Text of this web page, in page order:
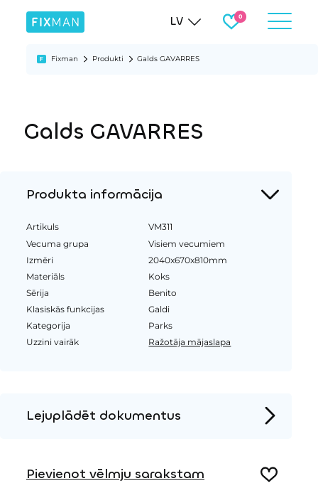
LV
Fixman Produkti Galds GAVARRES
Galds GAVARRES
Produkta informācija
Artikuls
VM311
Vecuma grupa
Visiem vecumiem
Izmēri
2040x670x810mm
Materiāls
Koks
Sērija
Benito
Klasiskās funkcijas
Galdi
Kategorija
Parks
Uzzini vairāk
Ražotāja mājaslapa
Lejuplādēt dokumentus
Pievienot vēlmju sarakstam